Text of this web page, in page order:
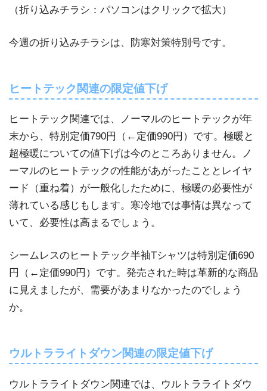
（折り込みチラシ：パソコンはクリックで拡大）
今週の折り込みチラシは、防寒対策特別号です。
ヒートテック関連の限定値下げ
ヒートテック関連では、ノーマルのヒートテックが年
末から、特別定価790円（←定価990円）です。極暖と
超極暖についての値下げは今のところありません。ノ
ーマルのヒートテックの性能があがったこととレイヤ
ード（重ね着）が一般化したために、極暖の必要性が
薄れている感じもします。寒冷地では事情は異なって
いて、必要性は高まるでしょう。
シームレスのヒートテック半袖Tシャツは特別定価690
円（←定価990円）です。発売された時は革新的な商品
に見えましたが、需要があまりなかったのでしょう
か。
ウルトラライトダウン関連の限定値下げ
ウルトラライトダウン関連では、ウルトラライトダウ